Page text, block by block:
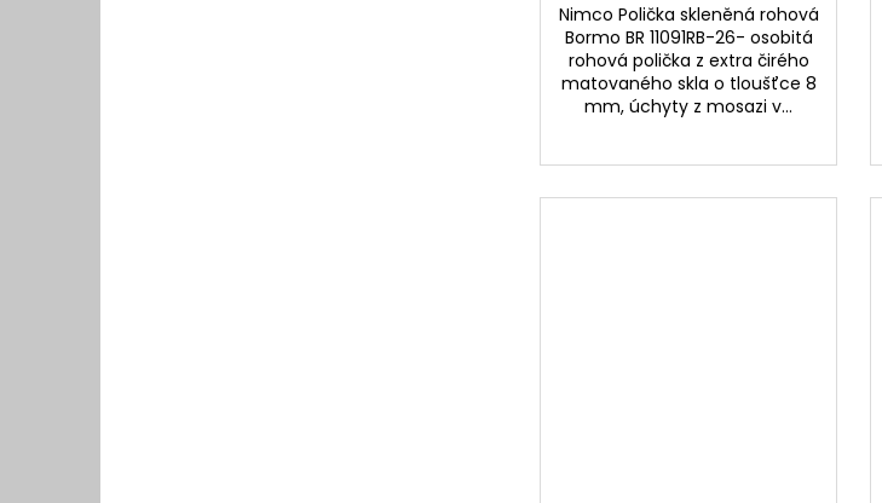
Nimco Polička skleněná rohová
Bormo BR 11091RB-26- osobitá
rohová polička z extra čirého
matovaného skla o tloušťce 8
mm, úchyty z mosazi v...